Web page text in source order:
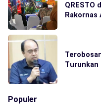
QRESTO
Rakornas
Turunkan
Populer